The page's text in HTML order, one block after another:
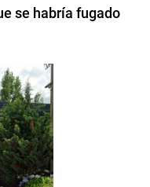
se habría fugado